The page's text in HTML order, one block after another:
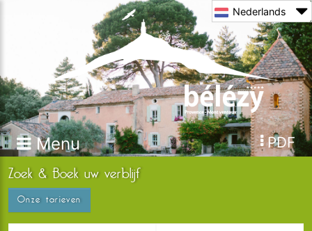
Menu PDF
Nederlands
Zoek & Boek uw verblijf
Onze tarieven